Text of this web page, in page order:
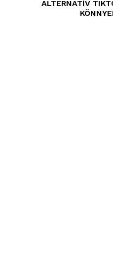
ALTERNATÍV